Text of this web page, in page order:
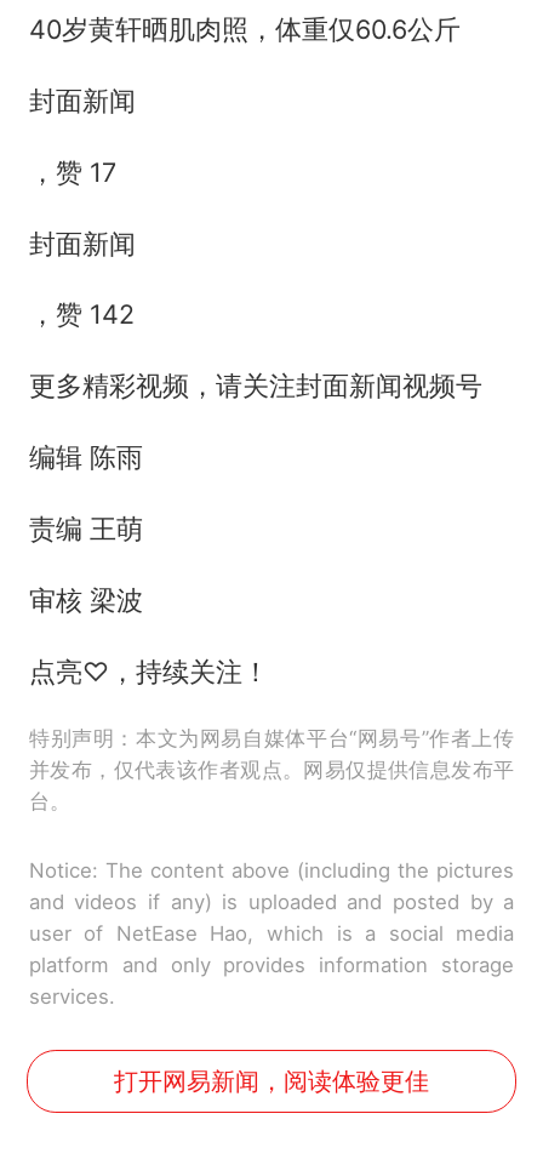
40岁黄轩晒肌肉照，体重仅60.6公斤
封面新闻
，赞 17
封面新闻
，赞 142
更多精彩视频，请关注封面新闻视频号
编辑 陈雨
责编 王萌
审核 梁波
点亮♡，持续关注！
特别声明：本文为网易自媒体平台“网易号”作者上传
并发布，仅代表该作者观点。网易仅提供信息发布平
台。
Notice: The content above (including the pictures
and videos if any) is uploaded and posted by a
user of NetEase Hao, which is a social media
platform and only provides information storage
services.
打开网易新闻，阅读体验更佳